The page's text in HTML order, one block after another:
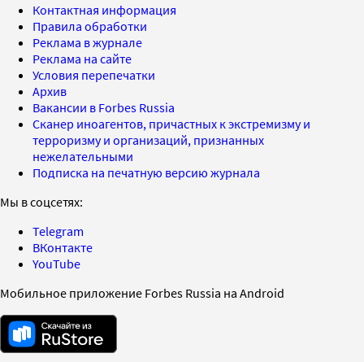
Контактная информация
Правила обработки
Реклама в журнале
Реклама на сайте
Условия перепечатки
Архив
Вакансии в Forbes Russia
Сканер иноагентов, причастных к экстремизму и
терроризму и организаций, признанных
нежелательными
Подписка на печатную версию журнала
Мы в соцсетях:
Telegram
ВКонтакте
YouTube
Мобильное приложение Forbes Russia на Android